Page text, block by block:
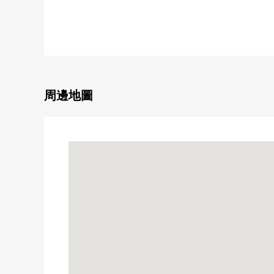
■寬敞的大廳入口
周邊地圖